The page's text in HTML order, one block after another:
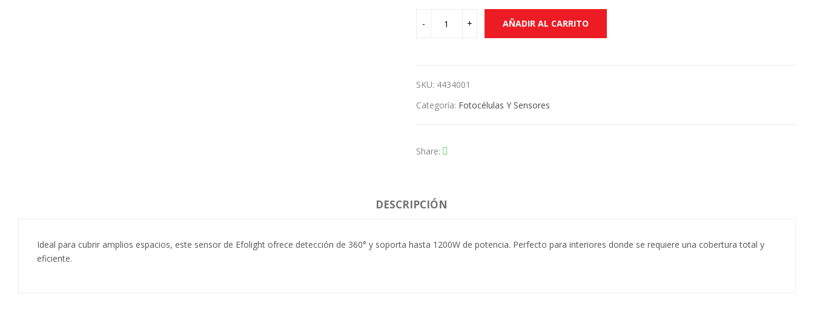
AÑADIR AL CARRITO
SKU: 4434001
Categoría: Fotocélulas Y Sensores
Share
DESCRIPCIÓN
Ideal para cubrir amplios espacios, este sensor de Efolight ofrece detección de 360° y soporta hasta 1200W de potencia. Perfecto para interiores donde se requiere una cobertura total y
eficiente.